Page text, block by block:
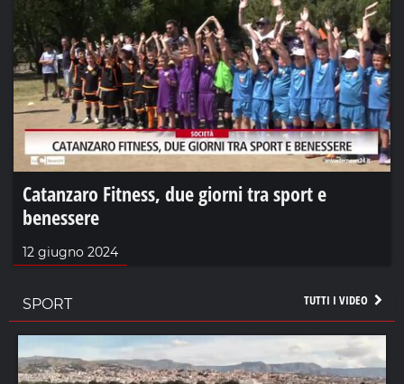
Catanzaro Fitness, due giorni tra sport e
benessere
12 giugno 2024
TUTTI I VIDEO
SPORT